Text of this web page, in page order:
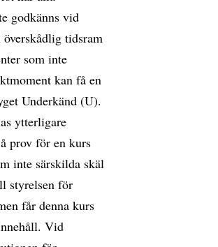
godkänns vid
tidsram
som inte
kan få en
Underkänd (U).
ytterligare
prov för en kurs
inte särskilda skäl
styrelsen för
får denna kurs
Vid